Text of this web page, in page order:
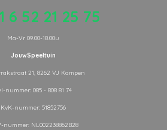
6 52 21 25 75
Ma-Vr 09.00-18.00u
JouwSpeeltuin
21, 8262 VJ Kampen
nummer: 085 - 808 81 74
KvK-nummer: 51852756
nummer: NL002238862B28